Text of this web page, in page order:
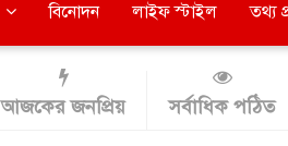
বিনোদন লাইফ স্টাইল তথ্য
আজকের জনপ্রিয় সর্বাধিক পঠিত